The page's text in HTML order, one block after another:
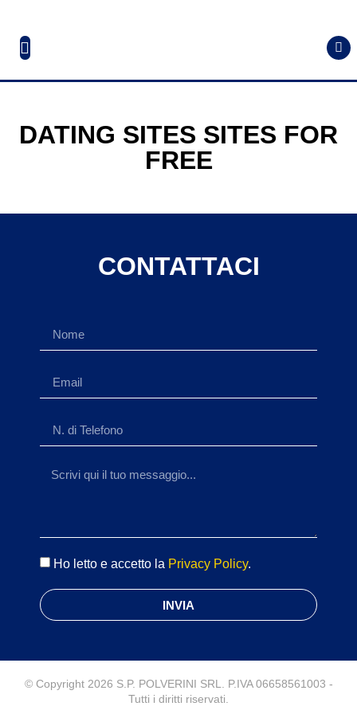
DATING SITES SITES FOR
FREE
CONTATTACI
Ho letto e accetto la Privacy Policy.
INVIA
© Copyright 2026 S.P. POLVERINI SRL. P.IVA 06658561003 -
Tutti i diritti riservati.